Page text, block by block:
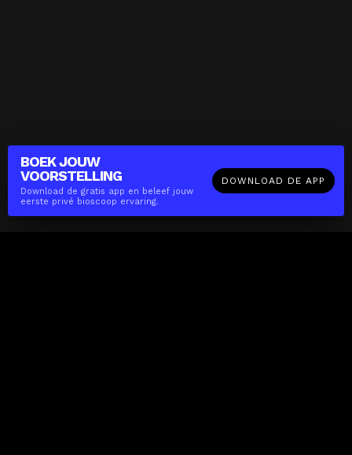
BOEK JOUW
VOORSTELLING
Download de gratis app en beleef jouw
eerste privé bioscoop ervaring.
DOWNLOAD DE APP